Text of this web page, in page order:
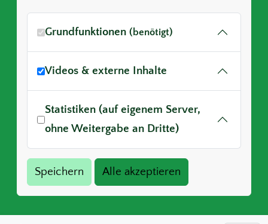
Grundfunktionen (benötigt)
Videos & externe Inhalte
Statistiken (auf eigenem Server,
ohne Weitergabe an Dritte)